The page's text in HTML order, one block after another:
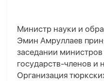
Министр науки и
Эмин Амруллаев
заседании
государств-членов и
Организация